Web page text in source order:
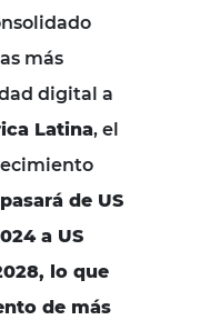
más
digital a
Latina, el
de US
a US
lo que
de más